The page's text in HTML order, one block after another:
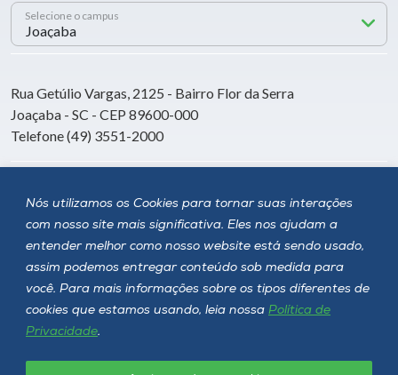
Nós utilizamos os Cookies para tornar suas interações
com nosso site mais significativa. Eles nos ajudam a
entender melhor como nosso website está sendo usado,
assim podemos entregar conteúdo sob medida para
você. Para mais informações sobre os tipos diferentes de
cookies que estamos usando, leia nossa Política de
Privacidade.
Selecione o campus
Rua Getúlio Vargas, 2125 - Bairro Flor da Serra
Joaçaba - SC - CEP 89600-000
Telefone (49) 3551-2000
Siga a Unoesc